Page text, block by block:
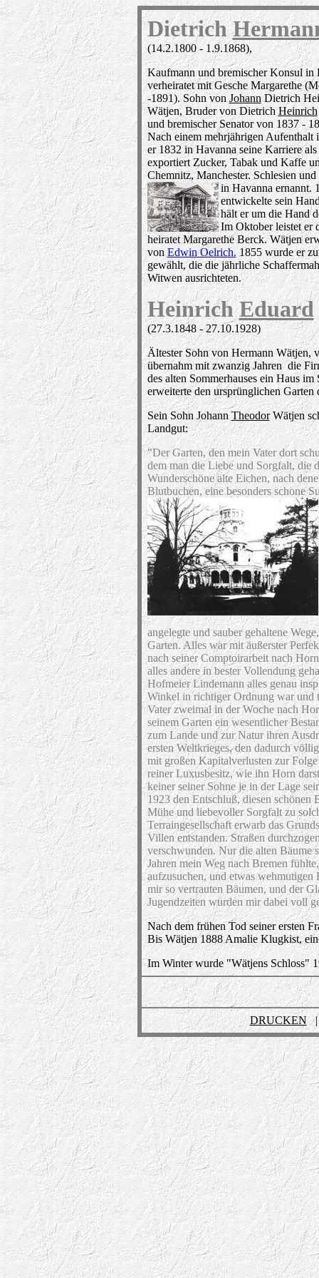
Dietrich
(14.2.1800 - 1.9.1868),
Kaufmann und bremischer Konsul in
verheiratet mit Gesche Margarethe
-1891). Sohn von JohannDietrich
Wätjen, Bruder von Dietrich Heinrich
und bremischer Senator von 1837 -
Nach einem mehrjährigen Aufenthalt
er 1832 in Havanna seine Karriere
exportiert Zucker, Tabak und Kaffe
Chemnitz, Manchester. Schlesien
in Havanna ernannt.
entwickelte sein
hält er um die Hand
Im Oktober leistet er
heiratet Margarethe Berck. Wätjen
von Edwin Oelrich.1855 wurde er
gewählt, die die jährliche
Witwen ausrichteten.
HeinrichEduard
(27.3.1848 - 27.10.1928)
Ältester Sohn von Hermann Wätjen,
übernahm mit zwanzig Jahren die
des alten Sommerhauses ein Haus
erweiterte den ursprünglichen
Sein Sohn JohannTheodorWätjen
Landgut:
"Der Garten, den mein Vater dort
dem man die Liebe und Sorgfalt, die
Wunderschöne alte Eichen, nach
Blutbuchen, eine besonders schone
angelegte und sauber gehaltene
Garten. Alles war mit äußerster
nach seiner Comptoirarbeit nach
alles andere in bester Vollendung
Hofmeier Lindemann alles genau
Winkel in richtiger Ordnung war und
Vater zweimal in der Woche nach
seinem Garten ein wesentlicher
zum Lande und zur Natur ihren
ersten Weltkrieges, den dadurch
mit großen Kapitalverlusten zur
reiner Luxusbesitz, wie ihn Horn
keiner seiner Sohne je in der Lage
1923 den Entschluß, diesen schönen
Mühe und liebevoller Sorgfalt zu
Terraingesellschaft erwarb das
Villen entstanden. Straßen
verschwunden. Nur die alten Bäume
Jahren mein Weg nach Bremen
aufzusuchen, und etwas
mir so vertrauten Bäumen, und der
Jugendzeiten wurden mir dabei voll
Nach dem frühen Tod seiner ersten
Bis Wätjen 1888 Amalie Klugkist,
Im Winter wurde "Wätjens Schloss"
DRUCKEN